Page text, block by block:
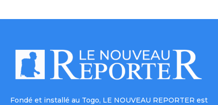
Fondé et installé au Togo, LE NOUVEAU REPORTER est